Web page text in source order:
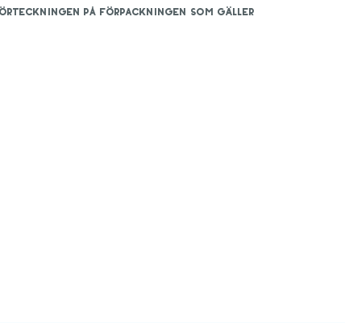
på förpackningen som gäller